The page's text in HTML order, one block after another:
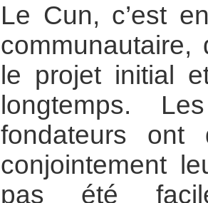
Le Cun, c’est
le projet initial
longtemps.
fondateurs ont
conjointement
pas été